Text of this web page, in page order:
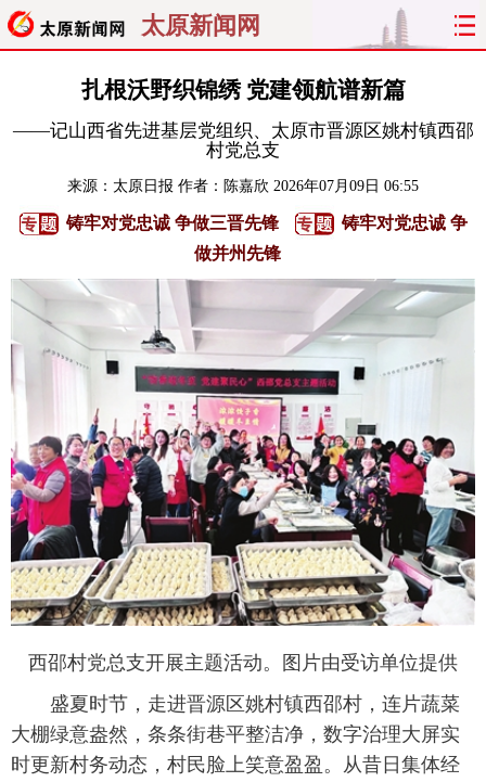
太原新闻网
聚焦 太原
经济 关注 文明 出行
纵横 曝光 综合 专题
理财
看天下 晋月读 最太原 网罗民生
太原日报 太原晚报 热评 社区
扎根沃野织锦绣 党建领航谱新篇
——记山西省先进基层党组织、太原市晋源区姚村镇西邵
村党总支
来源： 太原日报 作者：陈嘉欣 2026年07月09日 06:55
铸牢对党忠诚 争做三晋先锋
铸牢对党忠诚 争
做并州先锋
西邵村党总支开展主题活动。图片由受访单位提供
盛夏时节，走进晋源区姚村镇西邵村，连片蔬菜
大棚绿意盎然，条条街巷平整洁净，数字治理大屏实
时更新村务动态，村民脸上笑意盈盈。从昔日集体经